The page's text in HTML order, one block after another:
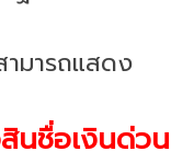
ามารถแสดง
นชื่อเงินด่วน